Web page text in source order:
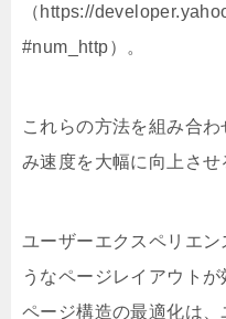
（https://
#num_http）。
これらの方法を組み合
み速度を大幅に向上させ
ユーザーエクスペリエ
うなページレイアウトが
ページ構造の最適化は